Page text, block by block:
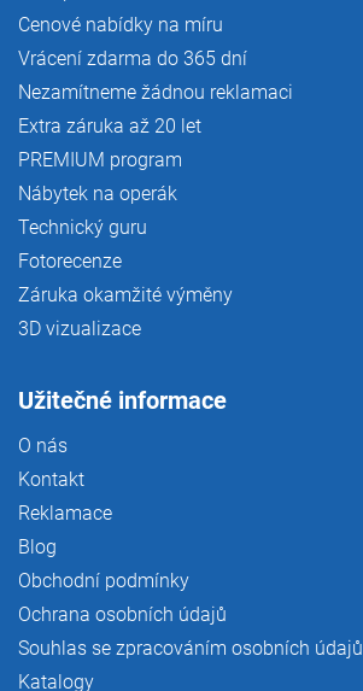
Cenové nabídky na míru
Vrácení zdarma do 365 dní
Nezamítneme žádnou reklamaci
Extra záruka až 20 let
PREMIUM program
Nábytek na operák
Technický guru
Fotorecenze
Záruka okamžité výměny
3D vizualizace
Užitečné informace
O nás
Kontakt
Reklamace
Blog
Obchodní podmínky
Ochrana osobních údajů
Souhlas se zpracováním osobních údajů
Katalogy